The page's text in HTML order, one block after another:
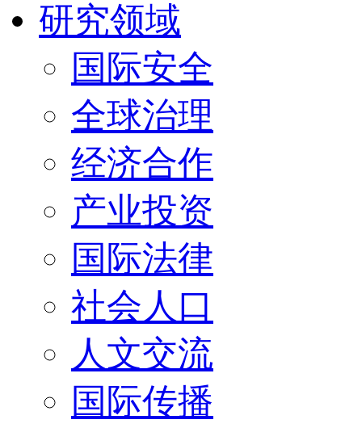
研究领域
国际安全
全球治理
经济合作
产业投资
国际法律
社会人口
人文交流
国际传播